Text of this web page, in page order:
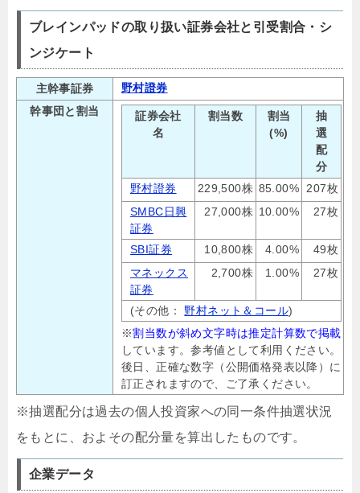
ブレインパッドの取り扱い証券会社と引受割合・シ
ンジケート
主幹事証券
野村證券
幹事団と割当
証券会社
名
割当数
割当
(%)
抽
選
配
分
野村證券
229,500株 85.00%
207枚
SMBC日興
証券
27,000株 10.00% 27枚
SBI証券 10,800株 4.00%
49枚
マネックス
証券
2,700株 1.00% 27枚
(その他： 野村ネット＆コール)
※割当数が斜め文字時は推定計算数で掲載
しています。参考値として利用ください。
後日、正確な数字（公開価格発表以降）に
訂正されますので、ご了承ください。
※抽選配分は過去の個人投資家への同一条件抽選状況
をもとに、およその配分量を算出したものです。
企業データ